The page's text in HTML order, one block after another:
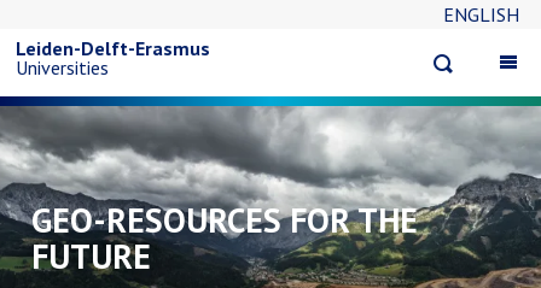
naar
de
inhoud
ENGLISH
search
Leiden-Delft-Erasmus
Universities
GEO-RESOURCES FOR THE
FUTURE